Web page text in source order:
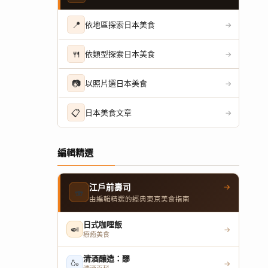
📍 依地區探索日本美食 →
🍴 依類型探索日本美食 →
📷 以照片選日本美食 →
📋 日本美食文章 →
編輯精選
🍣 江戶前壽司
由編輯精選的經典東京美食指南
→
🍛 日式咖哩飯
療癒美食
→
🍶 清酒釀造：醪 →